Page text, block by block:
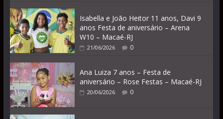
Isabella e João Heitor 11 anos, Davi 9
anos Festa de aniversário – Arena
W10 – Macaé-RJ
21/06/2026 0
Ana Luiza 7 anos – Festa de
aniversário – Rose Festas – Macaé-RJ
20/06/2026 0